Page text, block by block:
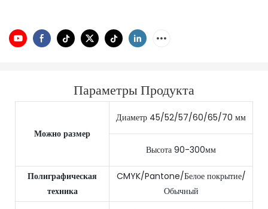
Параметры Продукта
Можно размер
Диаметр 45/52/57/60/65/70 мм
Высота 90-300мм
Полиграфическая
техника
CMYK/Pantone/Белое покрытие/
Обычный